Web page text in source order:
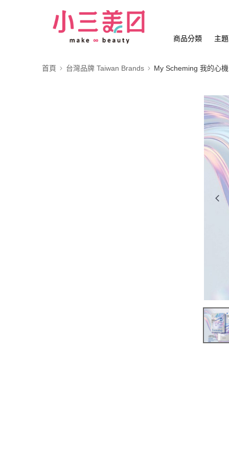
商品分類 主
首頁 台灣品牌 Taiwan Brands My Scheming 我的心機